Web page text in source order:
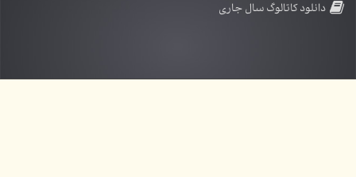
دانلود کاتالوگ سال جاری